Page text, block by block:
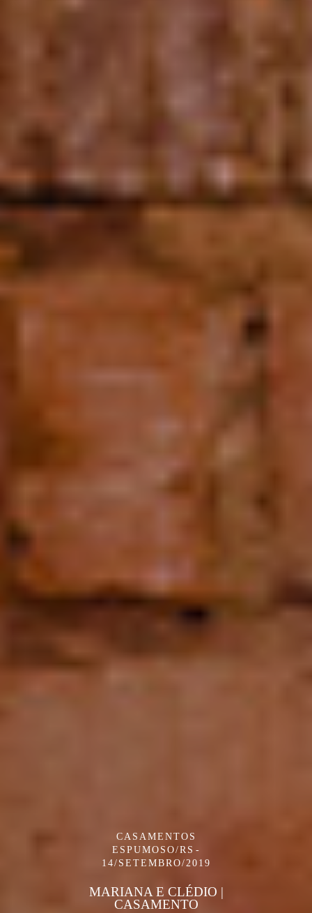
CASAMENTOS
ESPUMOSO/RS
14/SETEMBRO/2019
MARIANA E CLÉDIO |
CASAMENTO